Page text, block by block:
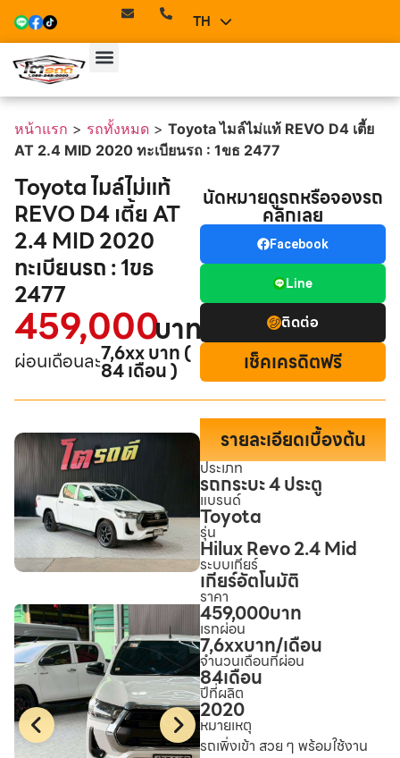
TH
EN
หน้าแรก > รถทั้งหมด > Toyota ไมล์ไม่แท้ REVO D4 เตี้ย
AT 2.4 MID 2020 ทะเบียนรถ : 1ขธ 2477
Toyota ไมล์ไม่แท้
REVO D4 เตี้ย AT
2.4 MID 2020
ทะเบียนรถ : 1ขธ
2477
459,000บาท
ผ่อนเดือนละ7,6xx บาท (
84 เดือน )
นัดหมายดูรถหรือจองรถ
คลิกเลย
Facebook
Line
ติดต่อ
เช็คเครดิตฟรี
รายละเอียดเบื้องต้น
ประเภท
รถกระบะ 4 ประตู
แบรนด์
Toyota
รุ่น
Hilux Revo 2.4 Mid
ระบบเกียร์
เกียร์อัตโนมัติ
ราคา
459,000บาท
เรทผ่อน
7,6xxบาท/เดือน
จำนวนเดือนที่ผ่อน
84เดือน
ปีที่ผลิต
2020
หมายเหตุ
รถเพิ่งเข้า สวย ๆ พร้อมใช้งาน